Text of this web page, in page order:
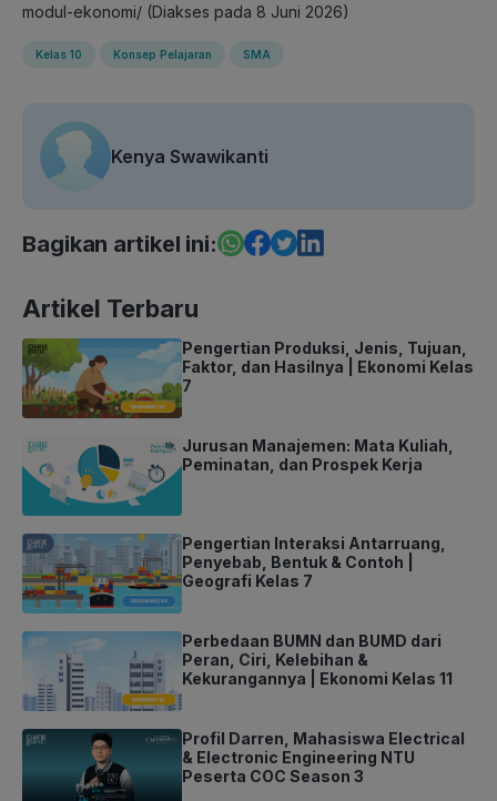
modul-ekonomi/ (Diakses pada 8 Juni 2026)
Kelas 10 Konsep Pelajaran SMA
Kenya Swawikanti
Bagikan artikel ini:
Artikel Terbaru
Pengertian Produksi, Jenis, Tujuan,
Faktor, dan Hasilnya | Ekonomi Kelas
7
Jurusan Manajemen: Mata Kuliah,
Peminatan, dan Prospek Kerja
Pengertian Interaksi Antarruang,
Penyebab, Bentuk & Contoh |
Geografi Kelas 7
Perbedaan BUMN dan BUMD dari
Peran, Ciri, Kelebihan &
Kekurangannya | Ekonomi Kelas 11
Profil Darren, Mahasiswa Electrical
& Electronic Engineering NTU
Peserta COC Season 3